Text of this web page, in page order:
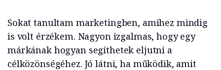
Sokat tanultam marketingben, amihez mindig
is volt érzékem. Nagyon izgalmas, hogy egy
márkának hogyan segíthetek eljutni a
célközönségéhez. Jó látni, ha működik, amit